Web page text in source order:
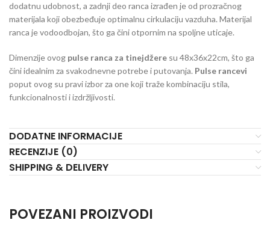
dodatnu udobnost, a zadnji deo ranca izrađen je od prozračnog
materijala koji obezbeđuje optimalnu cirkulaciju vazduha. Materijal
ranca je vodoodbojan, što ga čini otpornim na spoljne uticaje.
Dimenzije ovog pulse ranca za tinejdžere su 48x36x22cm, što ga
čini idealnim za svakodnevne potrebe i putovanja. Pulse rancevi
poput ovog su pravi izbor za one koji traže kombinaciju stila,
funkcionalnosti i izdržljivosti.
DODATNE INFORMACIJE
RECENZIJE (0)
SHIPPING & DELIVERY
POVEZANI PROIZVODI